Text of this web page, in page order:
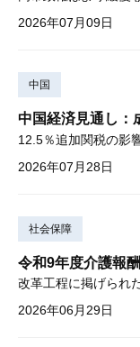
2026年07月09日
中国
中国経済見通し：
12.5％追加関税の影
2026年07月28日
社会保障
令和9年度介護報
改革工程に掲げられ
2026年06月29日